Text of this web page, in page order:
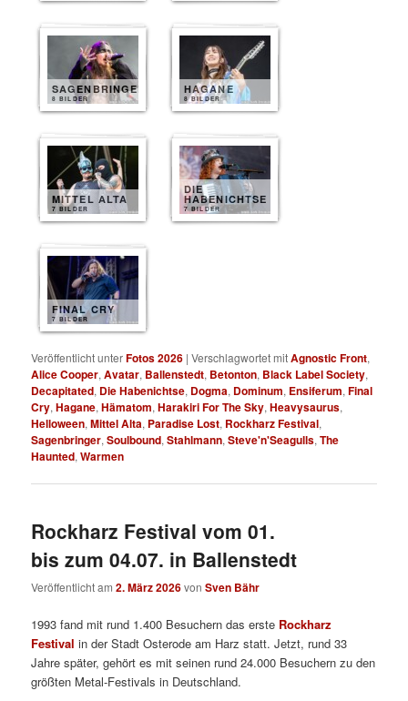
SAGENBRINGER
8 BILDER
HAGANE
8 BILDER
MITTEL ALTA
7 BILDER
DIE
HABENICHTSE
7 BILDER
FINAL CRY
7 BILDER
Veröffentlicht unterFotos 2026 |Verschlagwortet mitAgnostic Front,
Alice Cooper,Avatar, Ballenstedt, Betonton, Black Label Society,
Decapitated, Die Habenichtse, Dogma, Dominum, Ensiferum,Final
Cry,Hagane,Hämatom,Harakiri For The Sky,Heavysaurus,
Helloween,Mittel Alta, Paradise Lost, Rockharz Festival,
Sagenbringer,Soulbound,Stahlmann,Steve'n'Seagulls,The
Haunted,Warmen
Rockharz Festival vom 01.
bis zum 04.07. in Ballenstedt
Veröffentlicht am2. März 2026vonSven Bähr
1993 fand mit rund 1.400 Besuchern das erste Rockharz
Festival in der Stadt Osterode am Harz statt.Jetzt, rund 33
Jahre später, gehört es mit seinen rund 24.000 Besuchern zu den
größten Metal-Festivals in Deutschland.